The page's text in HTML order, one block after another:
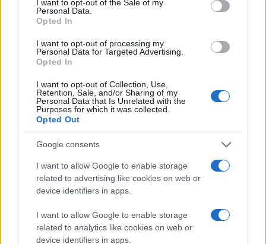
I want to opt-out of the Sale of my
Personal Data.
Opted In
I want to opt-out of processing my
Personal Data for Targeted Advertising.
Opted In
I want to opt-out of Collection, Use,
Retention, Sale, and/or Sharing of my
Personal Data that Is Unrelated with the
Purposes for which it was collected.
Opted Out
Google consents
I want to allow Google to enable storage
related to advertising like cookies on web or
device identifiers in apps.
I want to allow Google to enable storage
related to analytics like cookies on web or
device identifiers in apps.
Όσον αφορά τη δεύτερη συσκευή της Medion,
πρόκειται για ένα smartphone 4.3" με λειτουργικό
και την εφαρμογή πλοήγησης της Medion GoPal.